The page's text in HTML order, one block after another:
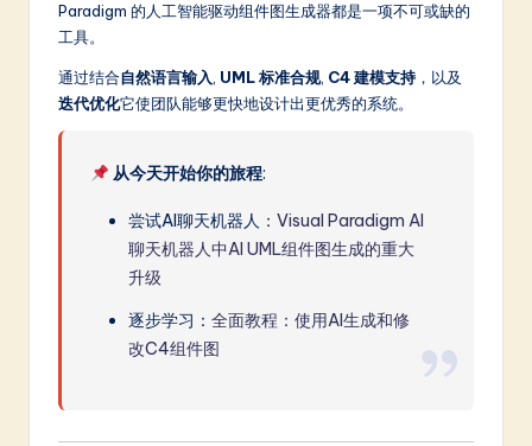
Paradigm 的人工智能驱动组件图生成器都是一项不可或缺的
工具。
通过结合自然语言输入, UML 标准合规, C4 建模支持 ，以及
迭代优化它使团队能够更快地设计出更优秀的系统。
从今天开始你的旅程:
尝试AI聊天机器人：Visual Paradigm AI
聊天机器人中AI UML组件图生成的重大
升级
逐步学习：全面教程：使用AI生成和修
改C4组件图